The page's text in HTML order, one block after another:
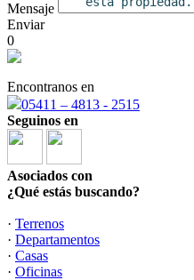
Mensaje
Enviar
0
Encontranos en
05411 – 4813 - 2515
Seguinos en
Asociados con
¿Qué estás buscando?
· Terrenos
· Departamentos
· Casas
· Oficinas